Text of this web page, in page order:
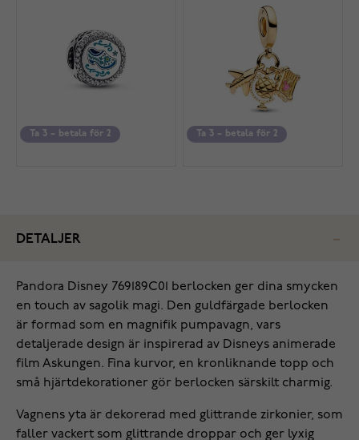
Ta 3 – betala för 2 Ta 3 – betala för 2
DETALJER
‌Pandora Disney 769189C01 berlocken ger dina smycken
en touch av sagolik magi. Den guldfärgade berlocken
är formad som en magnifik pumpavagn, vars
detaljerade design är inspirerad av Disneys animerade
film Askungen. Fina kurvor, en kronliknande topp och
små hjärtdekorationer gör berlocken särskilt charmig.
Vagnens yta är dekorerad med glittrande zirkonier, som
faller vackert som glittrande droppar och ger lyxig